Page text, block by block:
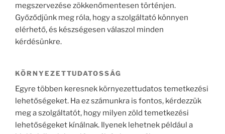
megszervezése zökkenőmentesen történjen.
Győződjünk meg róla, hogy a szolgáltató könnyen
elérhető, és készségesen válaszol minden
kérdésünkre.
KÖRNYEZETTUDATOSSÁG
Egyre többen keresnek környezettudatos temetkezési
lehetőségeket. Ha ez számunkra is fontos, kérdezzük
meg a szolgáltatót, hogy milyen zöld temetkezési
lehetőségeket kínálnak. Ilyenek lehetnek például a